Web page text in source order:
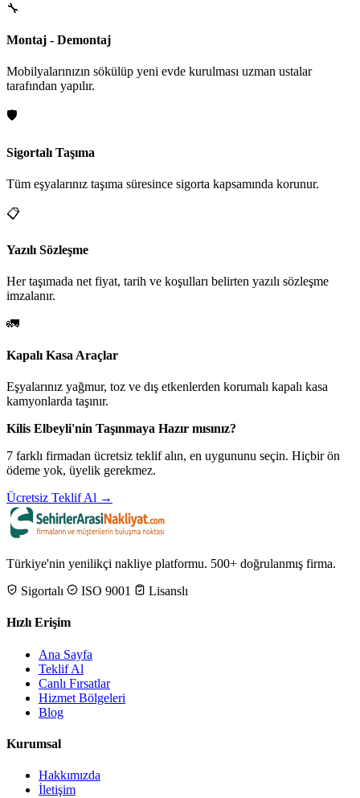
🔧
Montaj - Demontaj
Mobilyalarınızın sökülüp yeni evde kurulması uzman ustalar
tarafından yapılır.
🛡️
Sigortalı Taşıma
Tüm eşyalarınız taşıma süresince sigorta kapsamında korunur.
📋
Yazılı Sözleşme
Her taşımada net fiyat, tarih ve koşulları belirten yazılı sözleşme
imzalanır.
🚛
Kapalı Kasa Araçlar
Eşyalarınız yağmur, toz ve dış etkenlerden korumalı kapalı kasa
kamyonlarda taşınır.
Kilis Elbeyli'nin Taşınmaya Hazır mısınız?
7 farklı firmadan ücretsiz teklif alın, en uygununu seçin. Hiçbir ön
ödeme yok, üyelik gerekmez.
Ücretsiz Teklif Al →
Türkiye'nin yenilikçi nakliye platformu. 500+ doğrulanmış firma.
Sigortalı
ISO 9001 Lisanslı
Hızlı Erişim
Ana Sayfa
Teklif Al
Canlı Fırsatlar
Hizmet Bölgeleri
Blog
Kurumsal
Hakkımızda
İletişim